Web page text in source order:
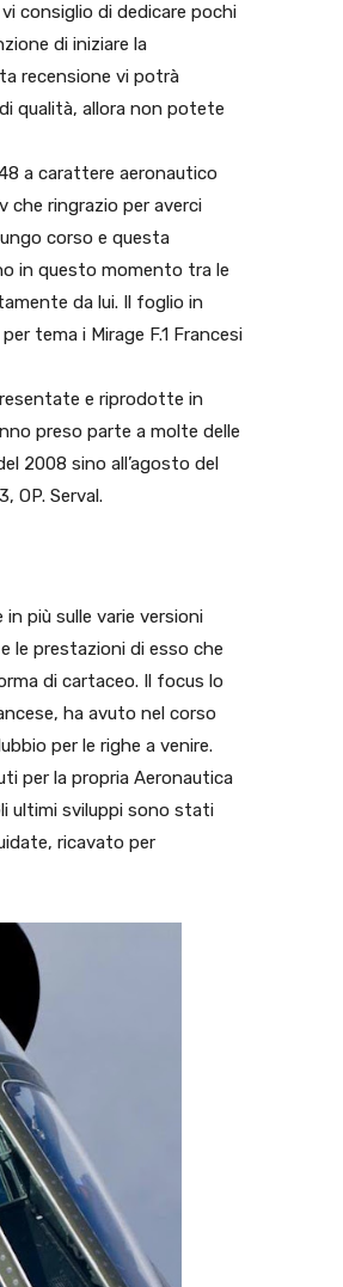
consiglio di dedicare pochi
di iniziare la
recensione vi potrà
qualità, allora non potete
a carattere aeronautico
che ringrazio per averci
corso e questa
in questo momento tra le
da lui. Il foglio in
tema i Mirage F.1 Francesi
e riprodotte in
preso parte a molte delle
2008 sino all’agosto del
OP. Serval.
più sulle varie versioni
le prestazioni di esso che
di cartaceo. Il focus lo
ha avuto nel corso
per le righe a venire.
per la propria Aeronautica
ultimi sviluppi sono stati
ricavato per